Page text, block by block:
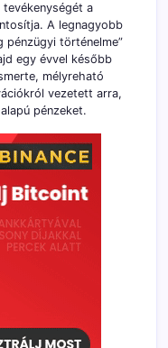
a
A legnagyobb
pénzügyi történelme”
egy évvel később
mélyreható
vezetett arra,
pénzeket.